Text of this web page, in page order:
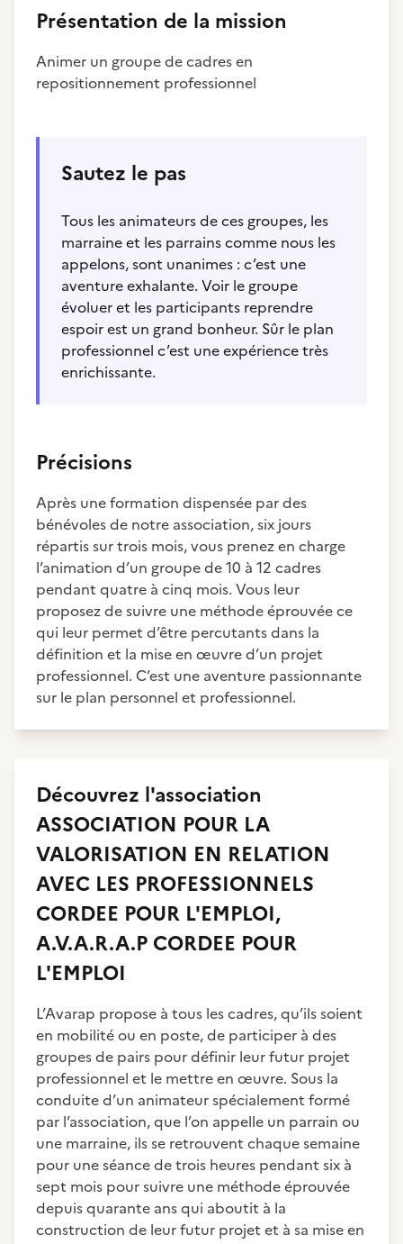
Présentation de la mission
Animer un groupe de cadres en
repositionnement professionnel
Sautez le pas
Tous les animateurs de ces groupes, les
marraine et les parrains comme nous les
appelons, sont unanimes : c’est une
aventure exhalante. Voir le groupe
évoluer et les participants reprendre
espoir est un grand bonheur. Sûr le plan
professionnel c’est une expérience très
enrichissante.
Précisions
Après une formation dispensée par des
bénévoles de notre association, six jours
répartis sur trois mois, vous prenez en charge
l’animation d’un groupe de 10 à 12 cadres
pendant quatre à cinq mois. Vous leur
proposez de suivre une méthode éprouvée ce
qui leur permet d’être percutants dans la
définition et la mise en œuvre d’un projet
professionnel. C’est une aventure passionnante
sur le plan personnel et professionnel.
Découvrez l'association
ASSOCIATION POUR LA
VALORISATION EN RELATION
AVEC LES PROFESSIONNELS
CORDEE POUR L'EMPLOI,
A.V.A.R.A.P CORDEE POUR
L'EMPLOI
L’Avarap propose à tous les cadres, qu’ils soient
en mobilité ou en poste, de participer à des
groupes de pairs pour définir leur futur projet
professionnel et le mettre en œuvre. Sous la
conduite d’un animateur spécialement formé
par l’association, que l’on appelle un parrain ou
une marraine, ils se retrouvent chaque semaine
pour une séance de trois heures pendant six à
sept mois pour suivre une méthode éprouvée
depuis quarante ans qui aboutit à la
construction de leur futur projet et à sa mise en